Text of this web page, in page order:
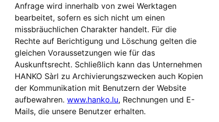
Anfrage wird innerhalb von zwei Werktagen
bearbeitet, sofern es sich nicht um einen
missbräuchlichen Charakter handelt. Für die
Rechte auf Berichtigung und Löschung gelten die
gleichen Voraussetzungen wie für das
Auskunftsrecht. Schließlich kann das Unternehmen
HANKO Sàrl zu Archivierungszwecken auch Kopien
der Kommunikation mit Benutzern der Website
aufbewahren.www.hanko.lu, Rechnungen und E-
Mails, die unsere Benutzer erhalten.